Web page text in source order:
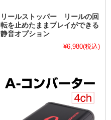
リールストッパー リールの回
転を止めたままプレイができる
静音オプション
¥6,980(税込)